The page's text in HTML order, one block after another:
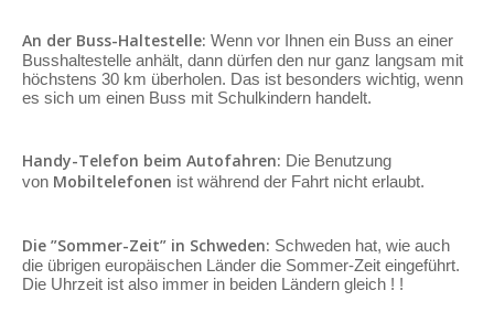
An der Buss-Haltestelle: Wenn vor Ihnen ein Buss an einer
Busshaltestelle anhält, dann dürfen den nur ganz langsam mit
höchstens 30 km überholen. Das ist besonders wichtig, wenn
es sich um einen Buss mit Schulkindern handelt.
Handy-Telefon beim Autofahren: Die Benutzung
von Mobiltelefonen ist während der Fahrt nicht erlaubt.
Die ”Sommer-Zeit” in Schweden: Schweden hat, wie auch
die übrigen europäischen Länder die Sommer-Zeit eingeführt.
Die Uhrzeit ist also immer in beiden Ländern gleich ! !